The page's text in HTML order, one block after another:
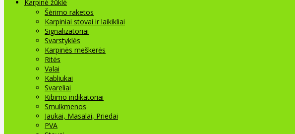
Karpinė žūklė
Šėrimo raketos
Karpiniai stovai ir laikikliai
Signalizatoriai
Svarstyklės
Karpinės meškerės
Ritės
Valai
Kabliukai
Svareliai
Kibimo indikatoriai
Smulkmenos
Jaukai, Masalai, Priedai
PVA